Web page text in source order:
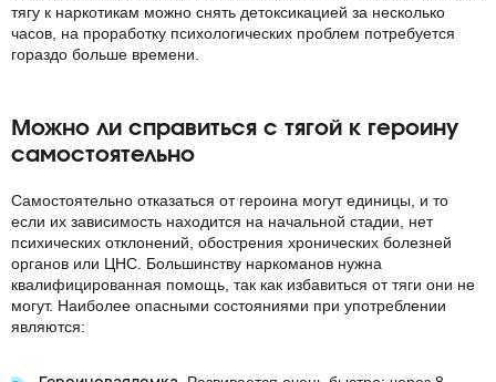
тягу к наркотикам можно снять детоксикацией за несколько
часов, на проработку психологических проблем потребуется
гораздо больше времени.
Можно ли справиться с тягой к героину
самостоятельно
Самостоятельно отказаться от героина могут единицы, и то
если их зависимость находится на начальной стадии, нет
психических отклонений, обострения хронических болезней
органов или ЦНС. Большинству наркоманов нужна
квалифицированная помощь, так как избавиться от тяги они не
могут. Наиболее опасными состояниями при употреблении
являются: